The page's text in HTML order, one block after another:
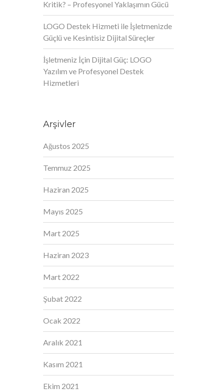
Kritik? – Profesyonel Yaklaşımın Gücü
LOGO Destek Hizmeti ile İşletmenizde
Güçlü ve Kesintisiz Dijital Süreçler
İşletmeniz İçin Dijital Güç: LOGO
Yazılım ve Profesyonel Destek
Hizmetleri
Arşivler
Ağustos 2025
Temmuz 2025
Haziran 2025
Mayıs 2025
Mart 2025
Haziran 2023
Mart 2022
Şubat 2022
Ocak 2022
Aralık 2021
Kasım 2021
Ekim 2021